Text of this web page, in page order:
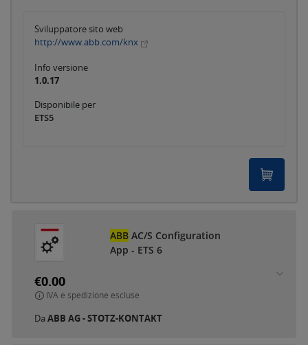
Sviluppatore sito web
http://www.abb.com/knx
Info versione
1.0.17
Disponibile per
ETS5
ABB AC/S Configuration
App - ETS 6
€0.00
IVA e spedizione escluse
Da ABB AG - STOTZ-KONTAKT